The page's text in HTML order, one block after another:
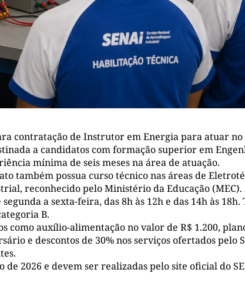
contratação de Instrutor em Energia para atuar no
a candidatos com formação superior em
mínima de seis meses na área de atuação.
também possua curso técnico nas áreas de
reconhecido pelo Ministério da Educação (MEC).
a sexta-feira, das 8h às 12h e das 14h às 18h.
B.
como auxílio-alimentação no valor de R$ 1.200,
e descontos de 30% nos serviços ofertados pelo
de 2026 e devem ser realizadas pelo site oficial do